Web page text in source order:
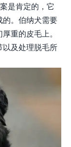
是肯定的，它
。伯纳犬需要
重的皮毛上。
及处理脱毛所